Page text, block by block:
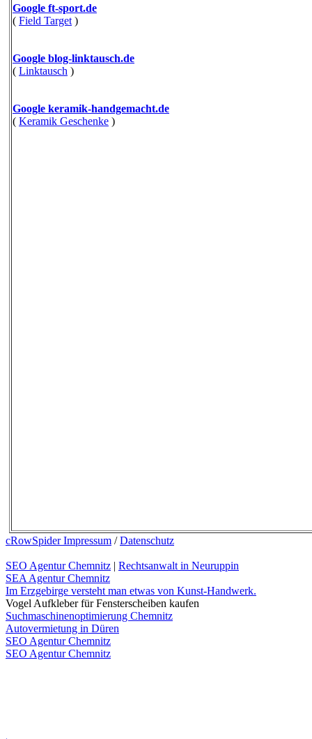
Google ft-sport.de
( Field Target )
Google blog-linktausch.de
( Linktausch )
Google keramik-handgemacht.de
( Keramik Geschenke )
cRowSpider Impressum /Datenschutz
SEO Agentur Chemnitz | Rechtsanwalt in Neuruppin
SEA Agentur Chemnitz
Im Erzgebirge versteht man etwas von Kunst-Handwerk.
Vogel Aufkleber für Fensterscheiben kaufen
Suchmaschinenoptimierung Chemnitz
Autovermietung in Düren
SEO Agentur Chemnitz
SEO Agentur Chemnitz